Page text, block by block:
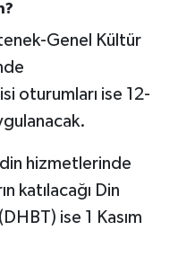
Genel Kültür
oturumları ise 12-
din hizmetlerinde
katılacağı Din
ise 1 Kasım